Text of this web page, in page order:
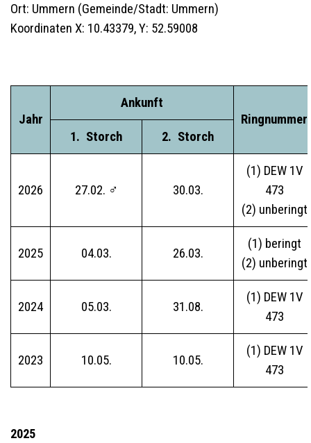
Ort: Ummern (Gemeinde/Stadt: Ummern)
Koordinaten X: 10.43379, Y: 52.59008
Jahr
Ankunft
Ringnummer
1. Storch 2. Storch
2026 27.02. ♂ 30.03.
(1) DEW 1V
473
(2) unberingt
2025 04.03. 26.03.
(1) beringt
(2) unberingt
2024 05.03. 31.08.
(1) DEW 1V
473
2023 10.05. 10.05.
(1) DEW 1V
473
2025